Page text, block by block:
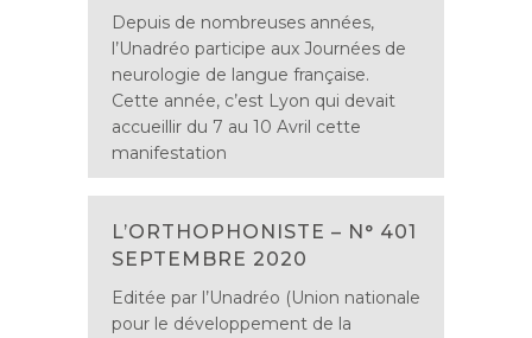
Depuis de nombreuses années,
l’Unadréo participe aux Journées de
neurologie de langue française.
Cette année, c’est Lyon qui devait
accueillir du 7 au 10 Avril cette
manifestation
L’ORTHOPHONISTE – N° 401
SEPTEMBRE 2020
Editée par l’Unadréo (Union nationale
pour le développement de la